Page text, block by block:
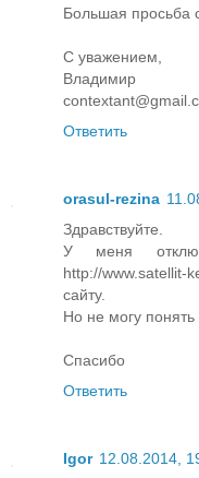
Большая просьба
С уважением,
Владимир
Ответить
orasul-rezina
Здравствуйте.
У меня
http://
сайту.
Но не могу понять
Спасибо
Ответить
Igor 12.08.2014,